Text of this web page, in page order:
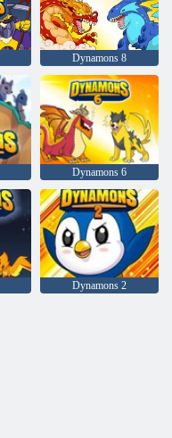
Dynamons 8
Dynamons 6
Dynamons 2